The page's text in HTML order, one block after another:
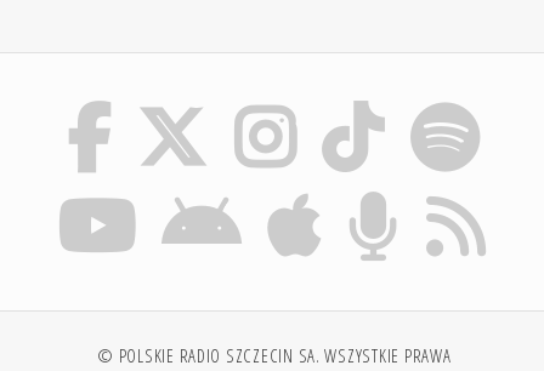
© POLSKIE RADIO SZCZECIN SA. WSZYSTKIE PRAWA